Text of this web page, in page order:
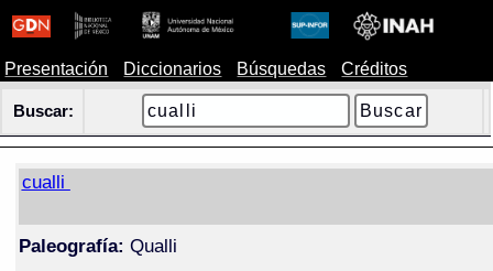
Presentación Diccionarios Búsquedas Créditos
Buscar:
cualli
Paleografía: Qualli